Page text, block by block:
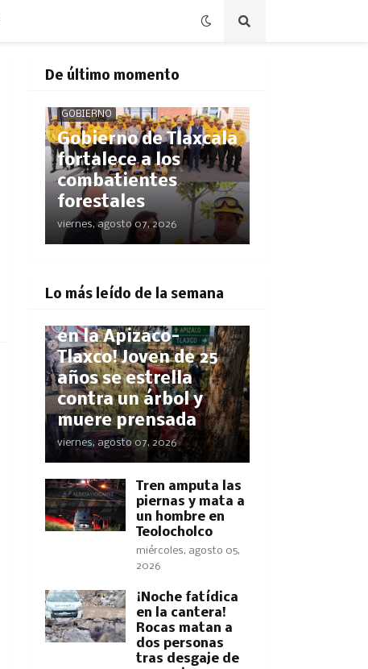
De último momento
GOBIERNO
Gobierno de Tlaxcala
fortalece a los
combatientes
forestales
viernes, agosto 07, 2026
Lo más leído de la semana
POLICÍACA
en la Apizaco-
Tlaxco! Joven de 25
años se estrella
contra un árbol y
muere prensada
viernes, agosto 07, 2026
Tren amputa las
piernas y mata a
un hombre en
Teolocholco
miércoles, agosto 05,
2026
​¡Noche fatídica
en la cantera!
Rocas matan a
dos personas
tras desgaje de